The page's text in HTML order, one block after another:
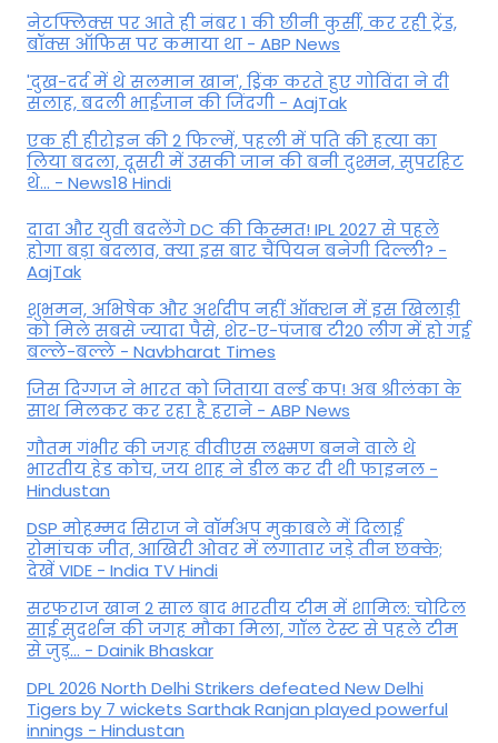
नेटफ्लिक्स पर आते ही नंबर 1 की छीनी कुर्सी, कर रही ट्रेंड,
बॉक्स ऑफिस पर कमाया था - ABP News
'दुख-दर्द में थे सलमान खान', ड्रिंक करते हुए गोविंदा ने दी
सलाह, बदली भाईजान की जिंदगी - AajTak
एक ही हीरोइन की 2 फिल्में, पहली में पति की हत्या का
लिया बदला, दूसरी में उसकी जान की बनी दुश्मन, सुपरहिट
थे... - News18 Hindi
दादा और युवी बदलेंगे DC की किस्मत! IPL 2027 से पहले
होगा बड़ा बदलाव, क्या इस बार चैंपियन बनेगी दिल्ली? -
AajTak
शुभमन, अभिषेक और अर्शदीप नहीं ऑक्शन में इस खिलाड़ी
को मिले सबसे ज्यादा पैसे, शेर-ए-पंजाब टी20 लीग में हो गई
बल्ले-बल्ले - Navbharat Times
जिस दिग्गज ने भारत को जिताया वर्ल्ड कप! अब श्रीलंका के
साथ मिलकर कर रहा है हराने - ABP News
गौतम गंभीर की जगह वीवीएस लक्ष्मण बनने वाले थे
भारतीय हेड कोच, जय शाह ने डील कर दी थी फाइनल -
Hindustan
DSP मोहम्मद सिराज ने वॉर्मअप मुकाबले में दिलाई
रोमांचक जीत, आखिरी ओवर में लगातार जड़े तीन छक्के;
देखें VIDE - India TV Hindi
सरफराज खान 2 साल बाद भारतीय टीम में शामिल: चोटिल
साई सुदर्शन की जगह मौका मिला, गॉल टेस्ट से पहले टीम
से जुड़... - Dainik Bhaskar
DPL 2026 North Delhi Strikers defeated New Delhi
Tigers by 7 wickets Sarthak Ranjan played powerful
innings - Hindustan